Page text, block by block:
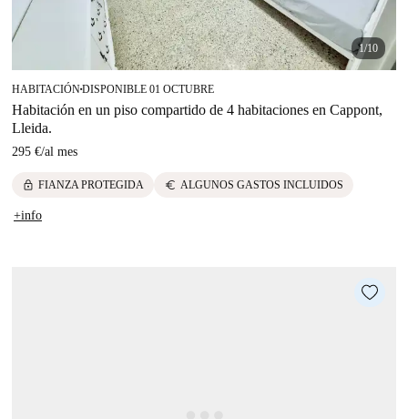
1/10
HABITACIÓN■DISPONIBLE 01 OCTUBRE
Habitación en un piso compartido de 4 habitaciones en Cappont,
Lleida.
295 €/al mes
lock FIANZA PROTEGIDA euro ALGUNOS GASTOS INCLUIDOS
+info